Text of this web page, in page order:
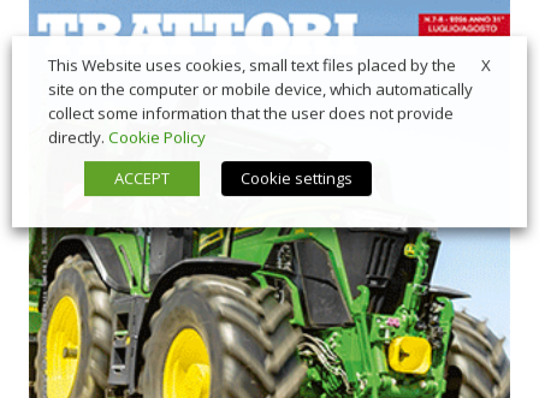
X
This Website uses cookies, small text files placed by the
site on the computer or mobile device, which automatically
collect some information that the user does not provide
directly. Cookie Policy
ACCEPT
Cookie settings